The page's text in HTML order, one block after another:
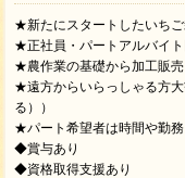
★新たにスタートしたいちご
★正社員・パートアルバイ
★農作業の基礎から加工販
★遠方からいらっしゃる方
る））
★パート希望者は時間や勤務
◆賞与あり
◆資格取得支援あり